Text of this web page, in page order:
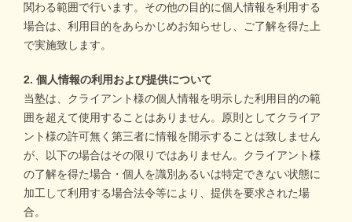
関わる範囲で行います。その他の目的に個人情報を利用する
場合は、利用目的をあらかじめお知らせし、ご了解を得た上
で実施致します。
2. 個人情報の利用および提供について
当塾は、クライアント様の個人情報を明示した利用目的の範
囲を超えて使用することはありません。原則としてクライア
ント様の許可無く第三者に情報を開示することは致しません
が、以下の場合はその限りではありません。クライアント様
の了解を得た場合・個人を識別あるいは特定できない状態に
加工して利用する場合法令等により、提供を要求された場
合。